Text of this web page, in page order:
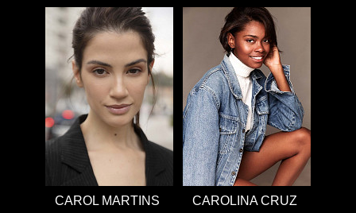
CAROL MARTINS CAROLINA CRUZ